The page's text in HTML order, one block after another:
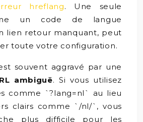
hreflang. Une seule
un code de langue
lien retour manquant, peut
toute votre configuration.
souvent aggravé par une
ambiguë. Si vous utilisez
comme `?lang=nl` au lieu
clairs comme `/nl/`, vous
plus difficile pour les